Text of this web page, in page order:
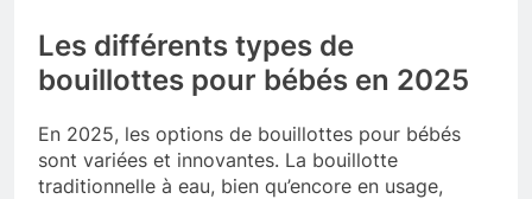
Les différents types de
bouillottes pour bébés en 2025
En 2025, les options de bouillottes pour bébés
sont variées et innovantes. La bouillotte
traditionnelle à eau, bien qu’encore en usage,